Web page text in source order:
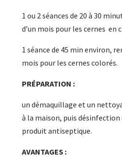
1 ou 2 séances de 20 à 30
d’un mois pour les cernes en
1 séance de 45 min environ,
mois pour les cernes colorés.
PRÉPARATION :
un démaquillage et un
à la maison, puis désinfection
produit antiseptique.
AVANTAGES :